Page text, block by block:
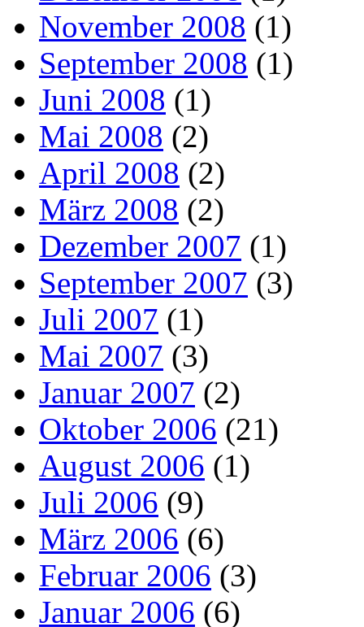
November 2008 (1)
September 2008 (1)
Juni 2008 (1)
Mai 2008 (2)
April 2008 (2)
März 2008 (2)
Dezember 2007 (1)
September 2007 (3)
Juli 2007 (1)
Mai 2007 (3)
Januar 2007 (2)
Oktober 2006 (21)
August 2006 (1)
Juli 2006 (9)
März 2006 (6)
Februar 2006 (3)
Januar 2006 (6)